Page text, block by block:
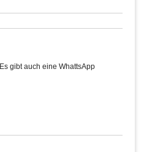
gibt auch eine WhattsApp